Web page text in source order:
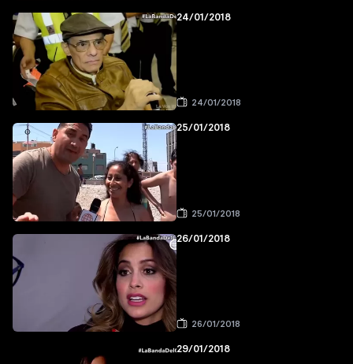
24/01/2018
24/01/2018
25/01/2018
25/01/2018
26/01/2018
26/01/2018
29/01/2018